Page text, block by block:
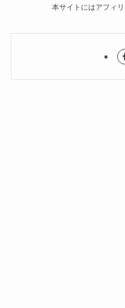
本サイトにはアフィ